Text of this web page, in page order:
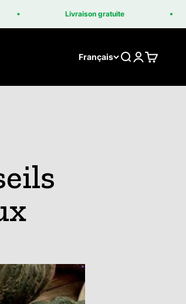
Livraison gratuite
Français Recherche
Connexion
Panier